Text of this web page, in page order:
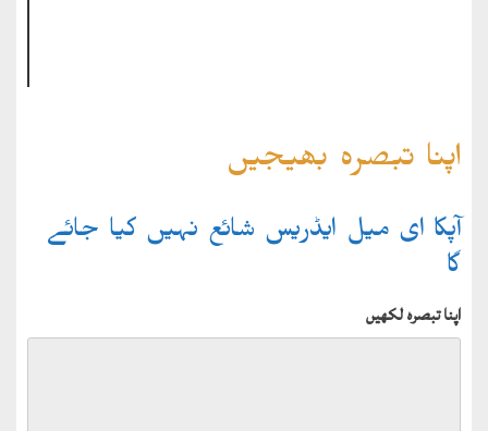
اپنا تبصرہ بھیجیں
آپکا ای میل ایڈریس شائع نہیں کیا جائے
گا
اپنا تبصرہ لکھیں